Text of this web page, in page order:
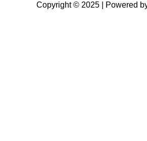
Copyright © 2025 | Powered